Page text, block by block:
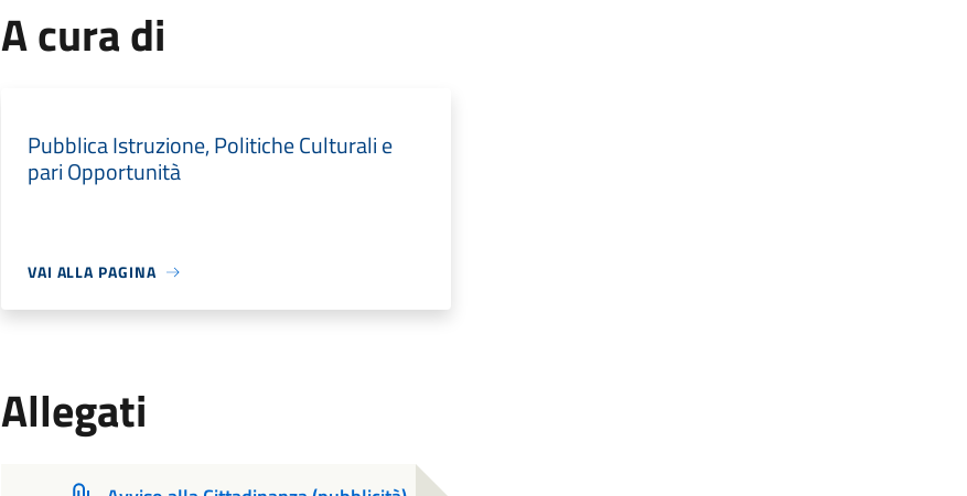
A cura di
Pubblica Istruzione, Politiche Culturali e
pari Opportunità
VAI ALLA PAGINA
Allegati